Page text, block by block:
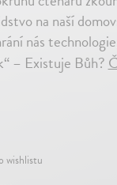
na naší
nás
– Existuje Bůh?
wishlistu